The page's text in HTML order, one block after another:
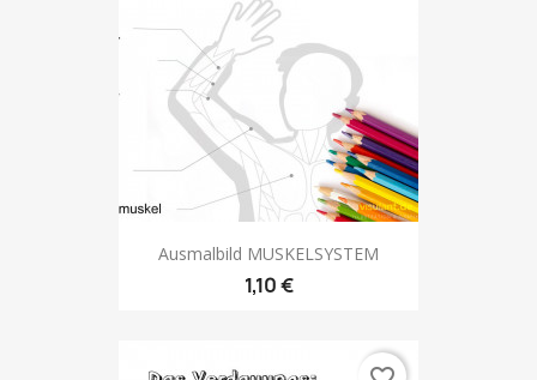
Ausmalbild MUSKELSYSTEM
1,10 €